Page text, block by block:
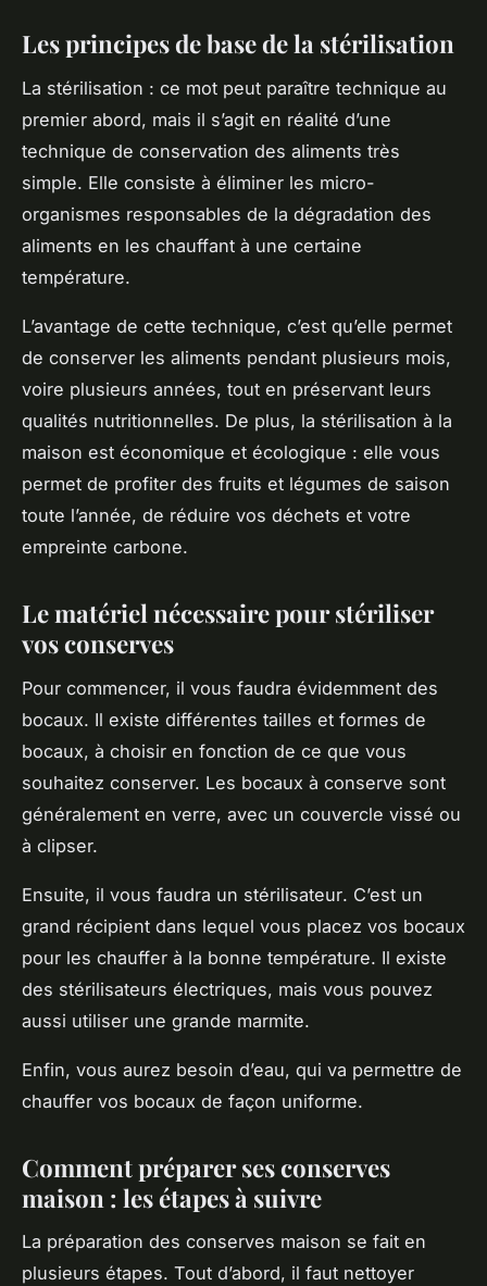
Les principes de base de la stérilisation
La stérilisation : ce mot peut paraître technique au
premier abord, mais il s’agit en réalité d’une
technique de conservation des aliments très
simple. Elle consiste à éliminer les micro-
organismes responsables de la dégradation des
aliments en les chauffant à une certaine
température.
L’avantage de cette technique, c’est qu’elle permet
de conserver les aliments pendant plusieurs mois,
voire plusieurs années, tout en préservant leurs
qualités nutritionnelles. De plus, la stérilisation à la
maison est économique et écologique : elle vous
permet de profiter des fruits et légumes de saison
toute l’année, de réduire vos déchets et votre
empreinte carbone.
Le matériel nécessaire pour stériliser
vos conserves
Pour commencer, il vous faudra évidemment des
bocaux. Il existe différentes tailles et formes de
bocaux, à choisir en fonction de ce que vous
souhaitez conserver. Les bocaux à conserve sont
généralement en verre, avec un couvercle vissé ou
à clipser.
Ensuite, il vous faudra un stérilisateur. C’est un
grand récipient dans lequel vous placez vos bocaux
pour les chauffer à la bonne température. Il existe
des stérilisateurs électriques, mais vous pouvez
aussi utiliser une grande marmite.
Enfin, vous aurez besoin d’eau, qui va permettre de
chauffer vos bocaux de façon uniforme.
Comment préparer ses conserves
maison : les étapes à suivre
La préparation des conserves maison se fait en
plusieurs étapes. Tout d’abord, il faut nettoyer